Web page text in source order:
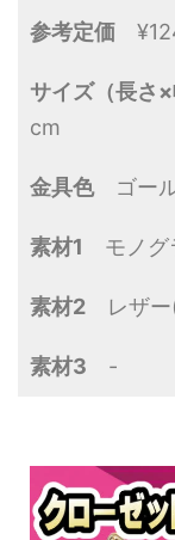
参考定価
サイズ（長さ
cm
金具色 ゴー
素材1 モノグ
素材2 レザ
素材3 -